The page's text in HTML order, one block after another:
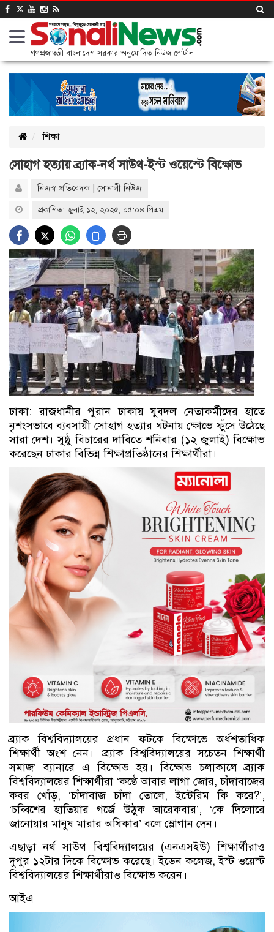
গণপ্রজাতন্ত্রী বাংলাদেশ সরকার অনুমোদিত নিউজ পোর্টাল
শিক্ষা
সোহাগ হত্যায় ব্র্যাক-নর্থ সাউথ-ইস্ট ওয়েস্টে বিক্ষোভ
নিজস্ব প্রতিবেদক | সোনালী নিউজ
প্রকাশিত: জুলাই ১২, ২০২৫, ০৫:০৪ পিএম
ঢাকা: রাজধানীর পুরান ঢাকায় যুবদল নেতাকর্মীদের হাতে
নৃশংসভাবে ব্যবসায়ী সোহাগ হত্যার ঘটনায় ক্ষোভে ফুঁসে উঠেছে
সারা দেশ। সুষ্ঠু বিচারের দাবিতে শনিবার (১২ জুলাই) বিক্ষোভ
করেছেন ঢাকার বিভিন্ন শিক্ষাপ্রতিষ্ঠানের শিক্ষার্থীরা।
ব্র্যাক বিশ্ববিদ্যালয়ের প্রধান ফটকে বিক্ষোভে অর্ধশতাধিক
শিক্ষার্থী অংশ নেন। ‘ব্র্যাক বিশ্ববিদ্যালয়ের সচেতন শিক্ষার্থী
সমাজ’ ব্যানারে এ বিক্ষোভ হয়। বিক্ষোভ চলাকালে ব্র্যাক
বিশ্ববিদ্যালয়ের শিক্ষার্থীরা ‘কণ্ঠে আবার লাগা জোর, চাঁদাবাজের
কবর খোঁড়, ‘চাঁদাবাজ চাঁদা তোলে, ইন্টেরিম কি করে?’,
‘চব্বিশের হাতিয়ার গর্জে উঠুক আরেকবার’, ‘কে দিলোরে
জানোয়ার মানুষ মারার অধিকার’ বলে স্লোগান দেন।
এছাড়া নর্থ সাউথ বিশ্ববিদ্যালয়ের (এনএসইউ) শিক্ষার্থীরাও
দুপুর ১২টার দিকে বিক্ষোভ করেছে। ইডেন কলেজ, ইস্ট ওয়েস্ট
বিশ্ববিদ্যালয়ের শিক্ষার্থীরাও বিক্ষোভ করেন।
আইএ